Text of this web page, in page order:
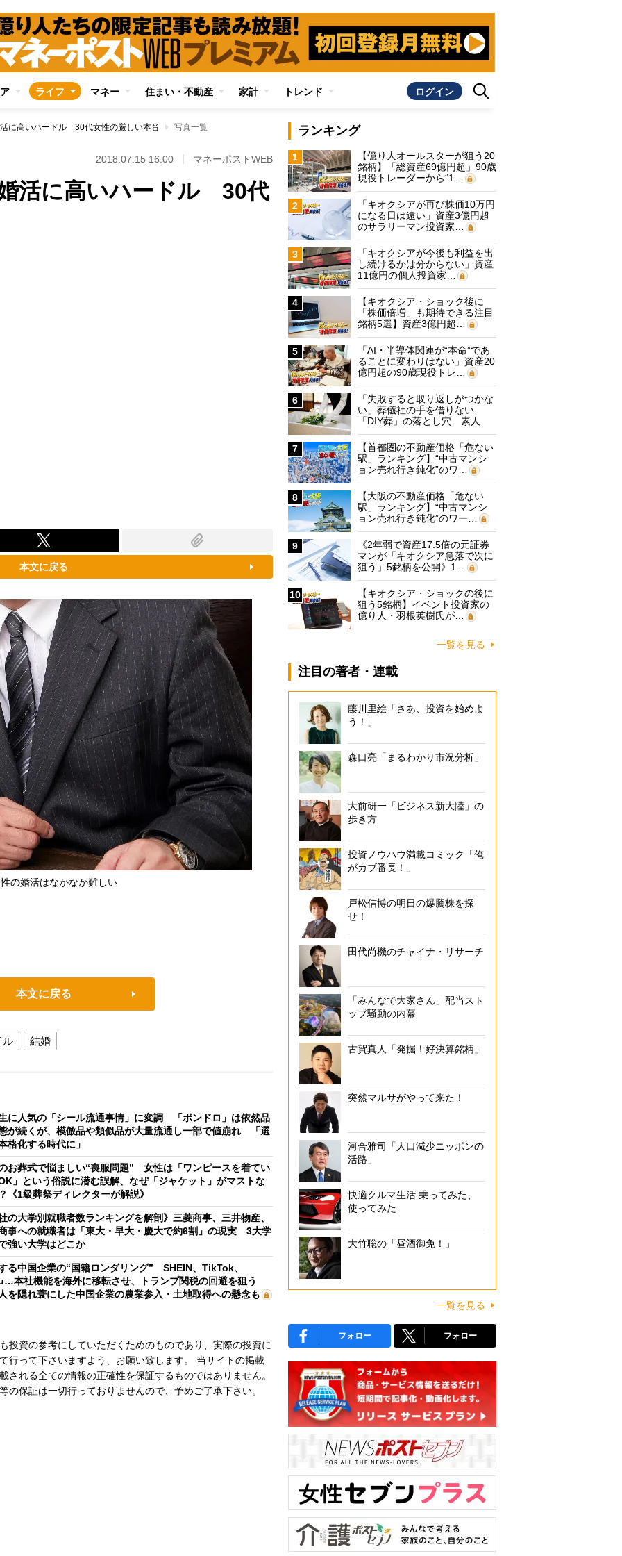
ライフ マネー 住まい・不動産 家計 トレンド ログイン
に高いハードル 30代女性の厳しい本音 写真一覧
2018.07.15 16:00 マネーポストWEB
活に高いハードル 30代
本文に戻る
の婚活はなかなか難しい
本文に戻る
ル 結婚
に人気の「シール流通事情」に変調 「ボンドロ」は依然品
が続くが、模倣品や類似品が大量流通し一部で値崩れ 「選
格化する時代に」
お葬式で悩ましい“喪服問題” 女性は「ワンピースを着てい
」という俗説に潜む誤解、なぜ「ジャケット」がマストな
《1級葬祭ディレクターが解説》
の大学別就職者数ランキングを解剖》三菱商事、三井物産、
事への就職者は「東大・早大・慶大で約6割」の現実 3大学
強い大学はどこか
る中国企業の“国籍ロンダリング” SHEIN、TikTok、
本社機能を海外に移転させ、トランプ関税の回避を狙う
を隠れ蓑にした中国企業の農業参入・土地取得への懸念も
投資の参考にしていただくためのものであり、実際の投資に
行って下さいますよう、お願い致します。 当サイトの掲載
される全ての情報の正確性を保証するものではありません。
の保証は一切行っておりませんので、予めご了承下さい。
ランキング
1
【億り人オールスターが狙う20
銘柄】「総資産69億円超」90歳
現役トレーダーから“1…
2
「キオクシアが再び株価10万円
になる日は遠い」資産3億円超
のサラリーマン投資家…
3
「キオクシアが今後も利益を出
し続けるかは分からない」資産
11億円の個人投資家…
4
【キオクシア・ショック後に
「株価倍増」も期待できる注目
銘柄5選】資産3億円超…
5
「AI・半導体関連が“本命”であ
ることに変わりはない」資産20
億円超の90歳現役トレ…
6
「失敗すると取り返しがつかな
い」葬儀社の手を借りない
「DIY葬」の落とし穴 素人
に…
7
【首都圏の不動産価格「危ない
駅」ランキング】“中古マンシ
ョン売れ行き鈍化”のワ…
8
【大阪の不動産価格「危ない
駅」ランキング】“中古マンシ
ョン売れ行き鈍化”のワー…
9
《2年弱で資産17.5倍の元証券
マンが「キオクシア急落で次に
狙う」5銘柄を公開》1…
10
【キオクシア・ショックの後に
狙う5銘柄】イベント投資家の
億り人・羽根英樹氏が…
一覧を見る
注目の著者・連載
藤川里絵「さあ、投資を始めよ
う！」
森口亮「まるわかり市況分析」
大前研一「ビジネス新大陸」の
歩き方
投資ノウハウ満載コミック「俺
がカブ番長！」
戸松信博の明日の爆騰株を探
せ！
田代尚機のチャイナ・リサーチ
「みんなで大家さん」配当スト
ップ騒動の内幕
古賀真人「発掘！好決算銘柄」
突然マルサがやって来た！
河合雅司「人口減少ニッポンの
活路」
快適クルマ生活 乗ってみた、
使ってみた
大竹聡の「昼酒御免！」
一覧を見る
フォロー フォロー